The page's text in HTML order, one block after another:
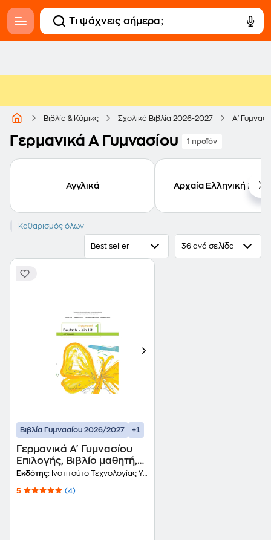
Βιβλία & Κόμικς Σχολικά Βιβλία 2026-2027 Α'
Γερμανικά Α Γυμνασίου 1 προϊόν
Αγγλικά Αρχαία Ελληνική
Γερμανικά
Καθαρισμός όλων
Best seller 36 ανά σελίδα
Βιβλία Γυμνασίου 2026/2027 +1
Γερμανικά Α' Γυμνασίου
Επιλογής, Βιβλίο μαθητή,
Τεύχος 2 21-0182
Εκδότης: Ινστιτούτο Τεχνολογίας Υπολογιστών και Εκδόσεων Διόφαντος
5 (4)